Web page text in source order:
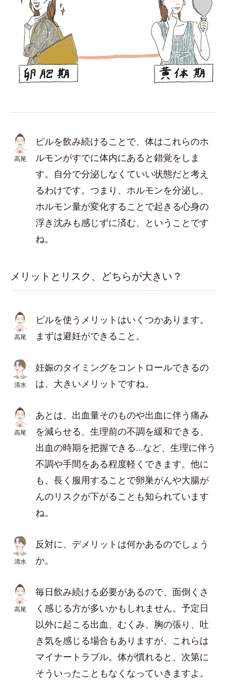
高尾
ピルを飲み続けることで、体はこれらのホ
ルモンがすでに体内にあると錯覚をしま
す。自分で分泌しなくていい状態だと考え
るわけです。つまり、ホルモンを分泌し、
ホルモン量が変化することで起きる心身の
浮き沈みも感じずに済む、ということです
ね。
メリットとリスク、どちらが大きい？
高尾
ピルを使うメリットはいくつかあります。
まずは避妊ができること。
清水
妊娠のタイミングをコントロールできるの
は、大きいメリットですね。
高尾
あとは、出血量そのものや出血に伴う痛み
を減らせる、生理前の不調を緩和できる、
出血の時期を把握できる…など、生理に伴う
不調や手間をある程度軽くできます。他に
も、長く服用することで卵巣がんや大腸が
んのリスクが下がることも知られています
ね。
清水
反対に、デメリットは何かあるのでしょう
か。
高尾
毎日飲み続ける必要があるので、面倒くさ
く感じる方が多いかもしれません。予定日
以外に起こる出血、むくみ、胸の張り、吐
き気を感じる場合もありますが、これらは
マイナートラブル。体が慣れると、次第に
そういったこともなくなっていきますよ。